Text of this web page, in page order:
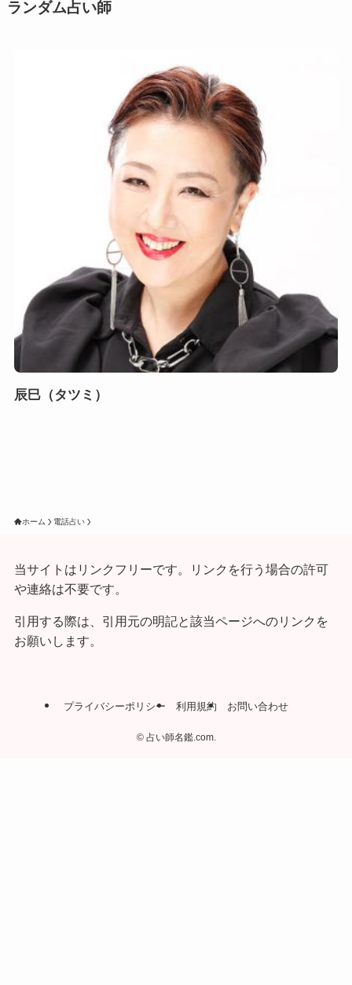
ン
ランダム占い師
辰巳（タツミ）
ホーム 電話占い
当サイトはリンクフリーです。リンクを行う場合の許可
や連絡は不要です。
引用する際は、引用元の明記と該当ページへのリンクを
お願いします。
プライバシーポリシー 利用規約 お問い合わせ
©占い師名鑑.com.